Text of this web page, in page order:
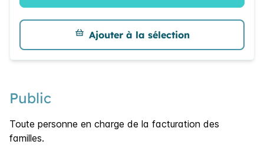
Ajouter à la sélection
Public
Toute personne en charge de la facturation des
familles.